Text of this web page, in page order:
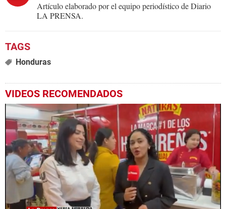
Artículo elaborado por el equipo periodístico de Diario
LA PRENSA.
Honduras
VIDEOS RECOMENDADOS